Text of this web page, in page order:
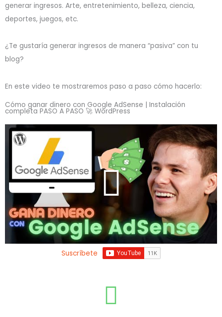
generar ingresos. Arte, entretenimiento, belleza, ciencia,
deportes, juegos, etc.
¿Te gustaría generar ingresos de manera “pasiva” con tu
blog?
En este video te mostraremos paso a paso cómo hacerlo:
Cómo ganar dinero con Google AdSense | Instalación
completa PASO A PASO 🚀 WordPress
Suscríbete